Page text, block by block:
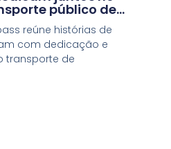
público de
reúne histórias de
com dedicação e
transporte de